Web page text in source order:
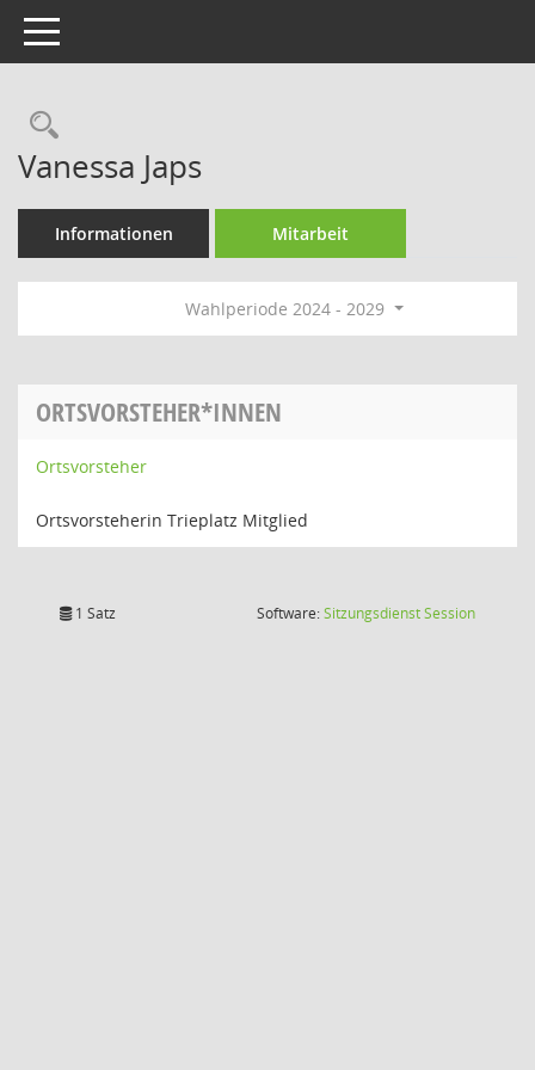
Toggle navigation
Rechercheauswahl
Vanessa Japs
Informationen Mitarbeit
Wahlperiode 2024 - 2029
ORTSVORSTEHER*INNEN
Ortsvorsteher
Ortsvorsteherin Trieplatz Mitglied
1 Satz Software:SitzungsdienstSession(Wird in